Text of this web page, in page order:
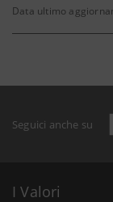
Data ultimo
Seguici anche su
I Valori